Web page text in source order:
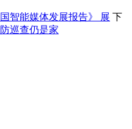
智能媒体发展报告》 展 下
巡查仍是家